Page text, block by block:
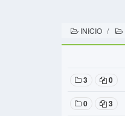
INICIO
3 0
0 3